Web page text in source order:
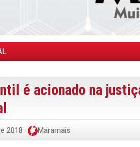
é acionado na
2018 Maramais